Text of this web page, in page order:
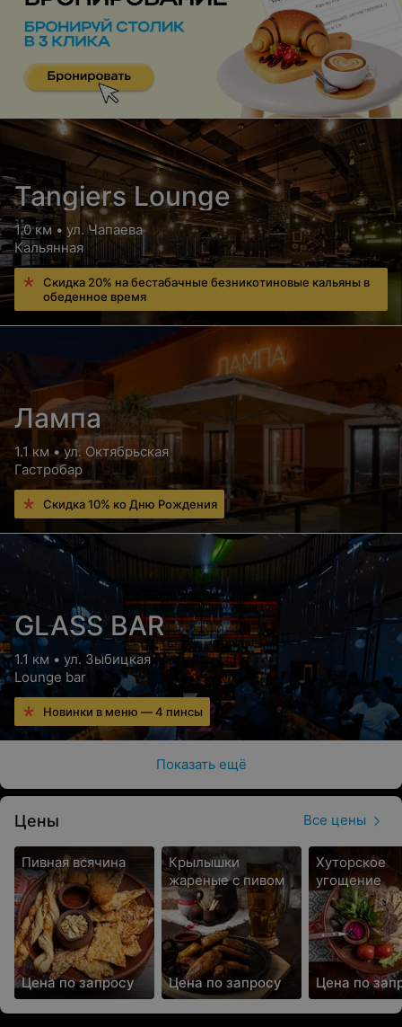
Tangiers Lounge
1.0 км • ул. Чапаева
Кальянная
Скидка 20% на бестабачные безникотиновые кальяны в
обеденное время
Лампа
1.1 км • ул. Октябрьская
Гастробар
Скидка 10% ко Дню Рождения
GLASS BAR
1.1 км • ул. Зыбицкая
Lounge bar
Новинки в меню — 4 пинсы
Показать ещё
Цены Все цены
Пивная всячина
Цена по запросу
Крылышки
жареные с пивом
Цена по запросу
Хуторское
угощение
Цена по